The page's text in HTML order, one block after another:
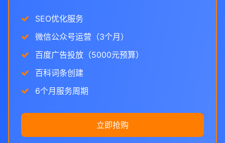
SEO优化服务
微信公众号运营（3个月）
百度广告投放（5000元预算）
百科词条创建
6个月服务周期
立即抢购